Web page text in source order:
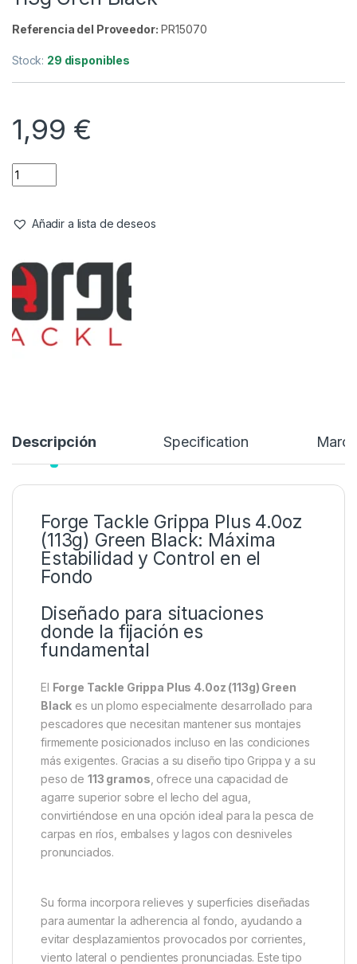
Material Montajes
Forge Tackle Grippa Plus 4.0OZ
113g Gren Black
Referencia del Proveedor:
1,99 €
Descripción Specification
Forge Tackle Grippa Plus 4.0oz
(113g) Green Black: Máxima
Estabilidad y Control en el
Fondo
Diseñado para situaciones
donde la fijación es
fundamental
Blackes un plomo especialmente desarrollado para
pescadores que necesitan mantener sus montajes
firmemente posicionados incluso en las condiciones
más exigentes. Gracias a su diseño tipo Grippa y a su